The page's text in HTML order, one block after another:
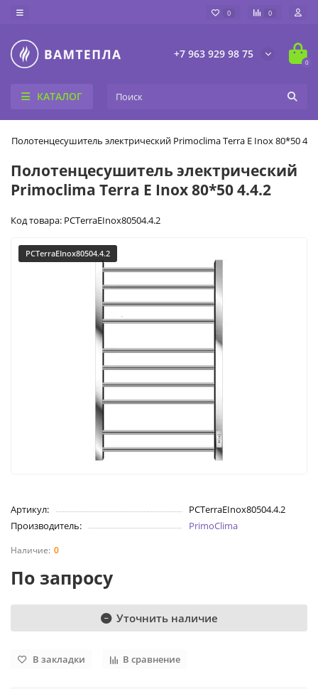
0 0
+7 963 929 98 75
0
КАТАЛОГ
Полотенцесушитель электрический Primoclima Terra E Inox 80*50
Полотенцесушитель электрический
Primoclima Terra E Inox 80*50 4.4.2
Код товара: PCTerraEInox80504.4.2
PCTerraEInox80504.4.2
Артикул:
PCTerraEInox80504.4.2
Производитель:
PrimoClima
0
По запросу
Уточнить наличие
В закладки В сравнение